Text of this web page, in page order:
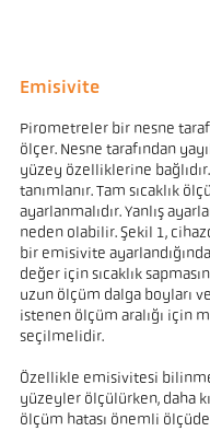
Emisivite
Pirometreler bir nesne
ölçer. Nesne tarafından
yüzey özelliklerine
tanımlanır. Tam sıcaklık
ayarlanmalıdır. Yanlış
neden olabilir. Şekil 1,
bir emisivite
değer için sıcaklık
uzun ölçüm dalga boyları
istenen ölçüm aralığı için
seçilmelidir.
Özellikle emisivitesi
yüzeyler ölçülürken, daha
ölçüm hatası önemli